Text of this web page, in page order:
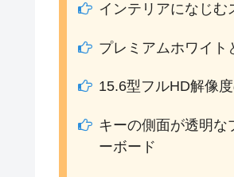
インテリアになじむ
プレミアムホワイト
15.6型フルHD解像
キーの側面が透明な
ーボード